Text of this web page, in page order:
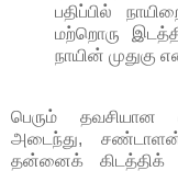
பதிப்பில்
மற்றொரு
நாயின் முதுகு
பெரும் தவசியான
அடைந்து,
தன்னைக் கிடத்திக்